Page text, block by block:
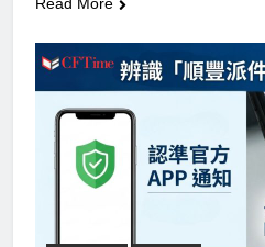
Read More